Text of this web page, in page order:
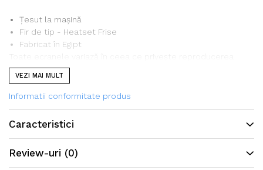
Țesut la mașină
Fir de tip - Heatset Frise
Fabricat în Egipt
culorilor și, deși s-au depus toate eforturile pentru a afișa
culorile cât mai exact posibil, acestea sunt doar cu titlu
VEZI MAI MULT
Informatii conformitate produs
Caracteristici
Review-uri (0)